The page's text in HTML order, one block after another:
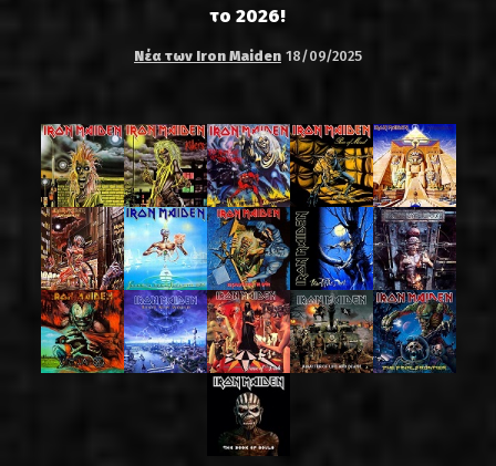
το 2026!
Νέα των Iron Maiden 18/09/2025